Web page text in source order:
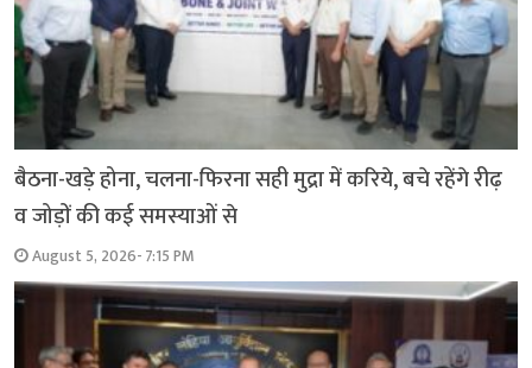
बैठना-खड़े होना, चलना-फिरना सही मुद्रा में करिये, बचे रहेंगे रीढ़
व जोड़ों की कई समस्याओं से
August 5, 2026- 7:15 PM